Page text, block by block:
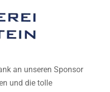
an unseren Sponsor
und die tolle